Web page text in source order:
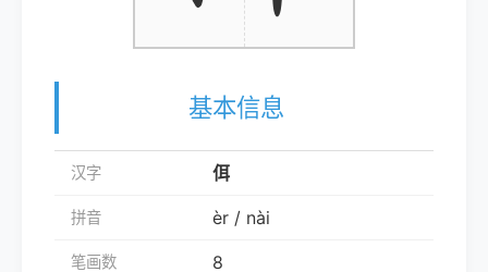
基本信息
汉字 佴
拼音 èr / nài
笔画数 8